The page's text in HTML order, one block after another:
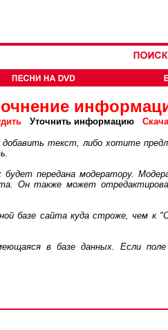
Уточнить информацию
текст, либо хотите
передана модератору.
Он также может
базе сайта куда строже, чем к
в базе данных. Если